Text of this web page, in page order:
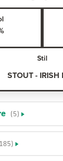
Stil
STOUT - IRISH
(5)